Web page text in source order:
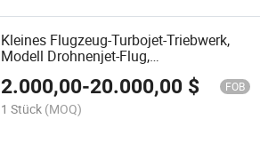
Kleines Flugzeug-Turbojet-Triebwerk,
Modell Drohnenjet-Flug,
2.000,00-20.000,00 $ FOB
1 Stück (MOQ)